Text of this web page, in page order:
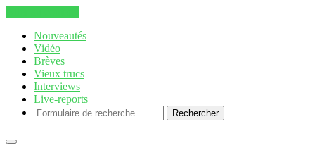
Nouveautés
Vidéo
Brèves
Vieux trucs
Interviews
Live-reports
Rechercher